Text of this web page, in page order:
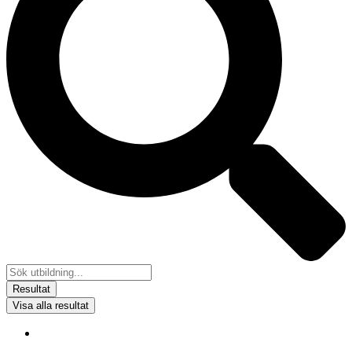
Resultat
Visa alla resultat